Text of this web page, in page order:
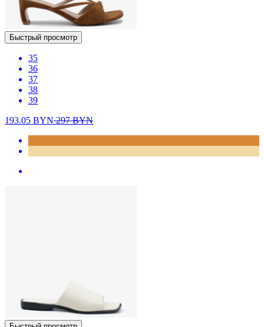
Быстрый просмотр
35
36
37
38
39
193.05 BYN297BYN